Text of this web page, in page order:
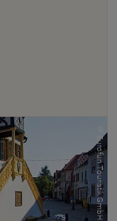
© Eurofun Touristik GmbH